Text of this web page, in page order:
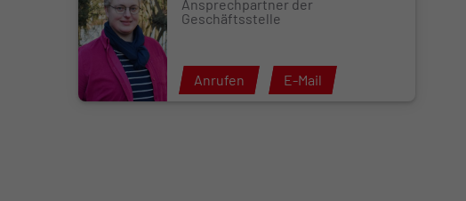
Ansprechpartner der
Geschäftsstelle
Anrufen E-Mail